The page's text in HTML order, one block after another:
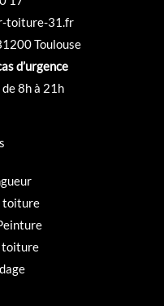
toiture-31.fr
Toulouse
d’urgence
8h à 21h
toiture
toiture